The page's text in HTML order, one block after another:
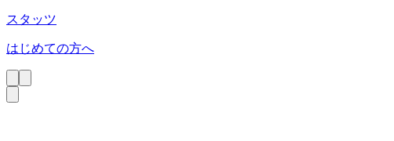
スタッツ
はじめての方へ